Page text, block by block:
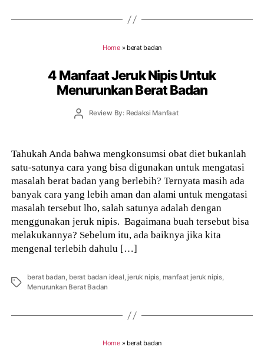
Home» berat badan
4 Manfaat Jeruk Nipis Untuk
Menurunkan Berat Badan
PostReview By: Redaksi Manfaat
Tahukah Anda bahwa mengkonsumsi obat diet bukanlah
satu-satunya cara yang bisa digunakan untuk mengatasi
masalah berat badan yang berlebih? Ternyata masih ada
banyak cara yang lebih aman dan alami untuk mengatasi
masalah tersebut lho, salah satunya adalah dengan
menggunakan jeruk nipis. Bagaimana buah tersebut bisa
melakukannya? Sebelum itu, ada baiknya jika kita
mengenal terlebih dahulu […]
Tags
berat badan, berat badan ideal, jeruk nipis, manfaat jeruk nipis,
Menurunkan Berat Badan
Home» berat badan